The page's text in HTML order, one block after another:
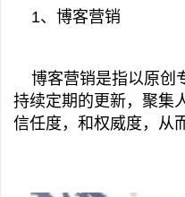
1、博客营销
博客营销是指以原创
持续定期的更新，聚集
信任度，和权威度，从